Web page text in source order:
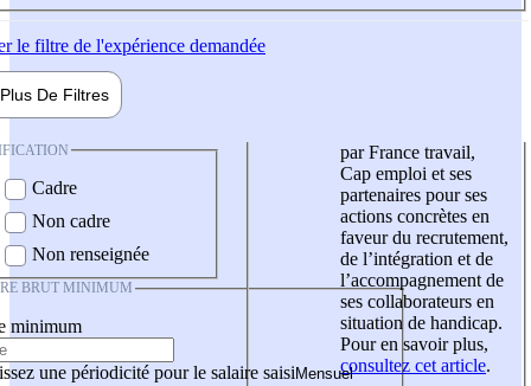
le filtre de l'expérience demandée
Plus De Filtres
Cadre
Non cadre
Non renseignée
BRUT MINIMUM
minimum
une périodicité pour le salaire saisi
par France travail,
Cap emploi et ses
partenaires pour ses
actions concrètes en
faveur du recrutement,
de l’intégration et de
l’accompagnement de
ses collaborateurs en
situation de handicap.
Pour en savoir plus,
consultez cet article.